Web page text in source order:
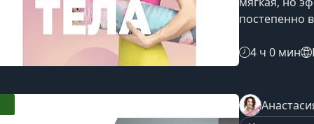
постепенно
ритуалы.
улучшение
также на
семидневная
улучшить
4 ч 0 мин